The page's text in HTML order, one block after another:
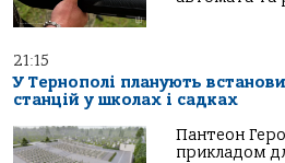
21:15
У Тернополі планують
станцій у школах і садках
Пантеон
прикладом